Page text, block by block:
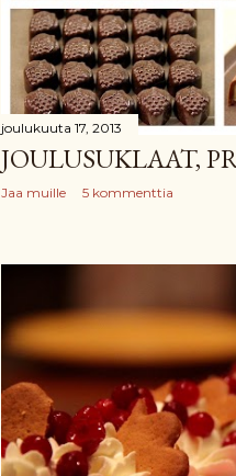
joulukuuta 17, 2013
JOULUSUKLAAT,
Jaa muille 5 kommenttia